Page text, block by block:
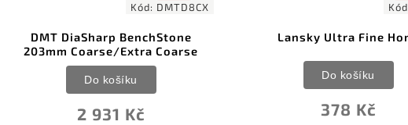
Kód: DMTD8CX
DMT DiaSharp BenchStone
203mm Coarse/Extra Coarse
2 931 Kč
Do košíku
Lansky Ultra Fine
378 Kč
Do košíku